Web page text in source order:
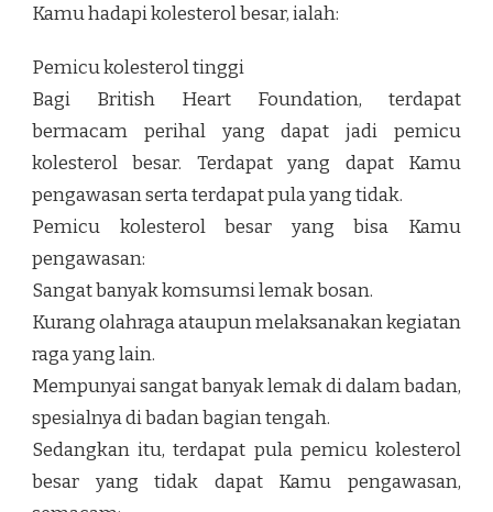
Kamu hadapi kolesterol besar, ialah:
Pemicu kolesterol tinggi
Bagi British Heart Foundation, terdapat
bermacam perihal yang dapat jadi pemicu
kolesterol besar. Terdapat yang dapat Kamu
pengawasan serta terdapat pula yang tidak.
Pemicu kolesterol besar yang bisa Kamu
pengawasan:
Sangat banyak komsumsi lemak bosan.
Kurang olahraga ataupun melaksanakan kegiatan
raga yang lain.
Mempunyai sangat banyak lemak di dalam badan,
spesialnya di badan bagian tengah.
Sedangkan itu, terdapat pula pemicu kolesterol
besar yang tidak dapat Kamu pengawasan,